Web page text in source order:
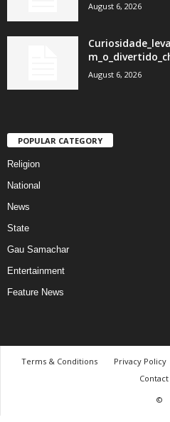
August 6, 2026
August 6, 2026
POPULAR CATEGORY
Religion
National
News
State
Gau Samachar
Entertainment
Feature News
Terms & Conditions Privacy Policy
Contact
©